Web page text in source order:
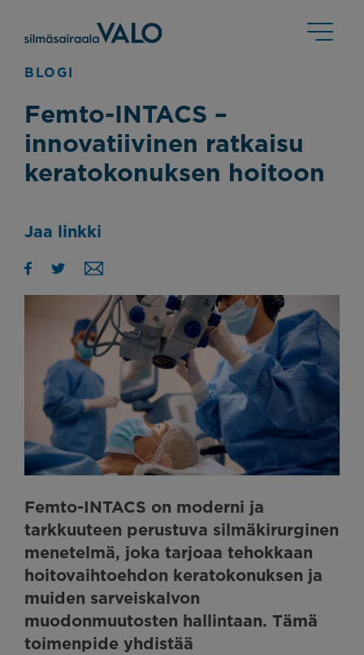
BLOGI
Femto-INTACS –
innovatiivinen ratkaisu
keratokonuksen hoitoon
Jaa linkki
Femto-INTACS on moderni ja
tarkkuuteen perustuva silmäkirurginen
menetelmä, joka tarjoaa tehokkaan
hoitovaihtoehdon keratokonuksen ja
muiden sarveiskalvon
muodonmuutosten hallintaan. Tämä
toimenpide yhdistää